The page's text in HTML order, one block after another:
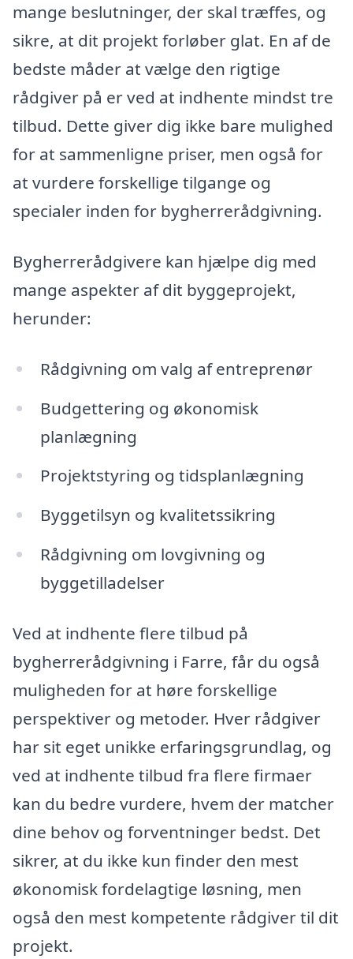
mange beslutninger, der skal træffes, og
sikre, at dit projekt forløber glat. En af de
bedste måder at vælge den rigtige
rådgiver på er ved at indhente mindst tre
tilbud. Dette giver dig ikke bare mulighed
for at sammenligne priser, men også for
at vurdere forskellige tilgange og
specialer inden for bygherrerådgivning.
Bygherrerådgivere kan hjælpe dig med
mange aspekter af dit byggeprojekt,
herunder:
Rådgivning om valg af entreprenør
Budgettering og økonomisk
planlægning
Projektstyring og tidsplanlægning
Byggetilsyn og kvalitetssikring
Rådgivning om lovgivning og
byggetilladelser
Ved at indhente flere tilbud på
bygherrerådgivning i Farre, får du også
muligheden for at høre forskellige
perspektiver og metoder. Hver rådgiver
har sit eget unikke erfaringsgrundlag, og
ved at indhente tilbud fra flere firmaer
kan du bedre vurdere, hvem der matcher
dine behov og forventninger bedst. Det
sikrer, at du ikke kun finder den mest
økonomisk fordelagtige løsning, men
også den mest kompetente rådgiver til dit
projekt.